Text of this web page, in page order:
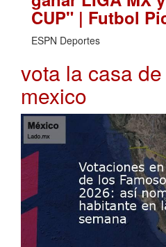
CUP" | Futbol
ESPN Deportes
vota la casa
mexico